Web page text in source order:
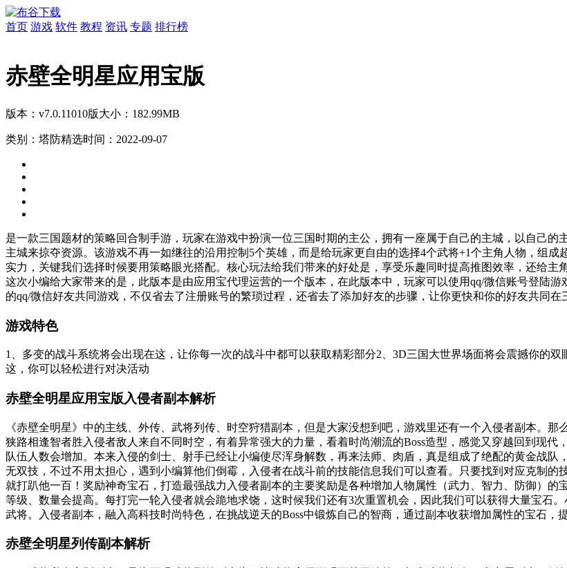
首页 游戏 软件 教程 资讯 专题 排行榜
赤壁全明星应用宝版
版本：v7.0.11010版大小：182.99MB
类别：塔防精选时间：2022-09-07
是一款三国题材的策略回合制手游，玩家在游戏中扮演一位三国时期的主公，拥有一座属于自己的主城，以自己
主城来掠夺资源。该游戏不再一如继往的沿用控制5个英雄，而是给玩家更自由的选择4个武将+1个主角人物，组
实力，关键我们选择时候要用策略眼光搭配。核心玩法给我们带来的好处是，享受乐趣同时提高推图效率，还给主
这次小编给大家带来的是，此版本是由应用宝代理运营的一个版本，在此版本中，玩家可以使用qq/微信账号登陆
的qq/微信好友共同游戏，不仅省去了注册账号的繁琐过程，还省去了添加好友的步骤，让你更快和你的好友共同
游戏特色
1、多变的战斗系统将会出现在这，让你每一次的战斗中都可以获取精彩部分2、3D三国大世界场面将会震撼你的
这，你可以轻松进行对决活动
赤壁全明星应用宝版入侵者副本解析
《赤壁全明星》中的主线、外传、武将列传、时空狩猎副本，但是大家没想到吧，游戏里还有一个入侵者副本。
狭路相逢智者胜入侵者敌人来自不同时空，有着异常强大的力量，看着时尚潮流的Boss造型，感觉又穿越回到现
队伍人数会增加。本来入侵的剑士、射手已经让小编使尽浑身解数，再来法师、肉盾，真是组成了绝配的黄金战
无双技，不过不用太担心，遇到小编算他们倒霉，入侵者在战斗前的技能信息我们可以查看。只要找到对应克制
就打趴他一百！奖励神奇宝石，打造最强战力入侵者副本的主要奖励是各种增加人物属性（武力、智力、防御）
等级、数量会提高。每打完一轮入侵者就会跪地求饶，这时候我们还有3次重置机会，因此我们可以获得大量宝石
武将。入侵者副本，融入高科技时尚特色，在挑战逆天的Boss中锻炼自己的智商，通过副本收获增加属性的宝石，
赤壁全明星列传副本解析